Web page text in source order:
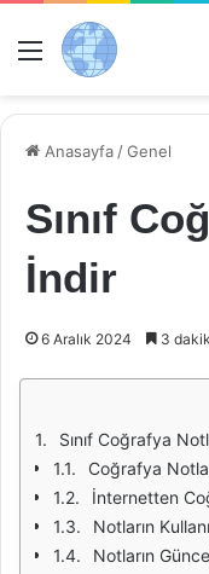
Menü
Anasayfa /Genel
Sınıf
İndir
6 Aralık 2024 3
Sınıf Coğrafya
Coğrafya
İnternetten
Notların
Notların